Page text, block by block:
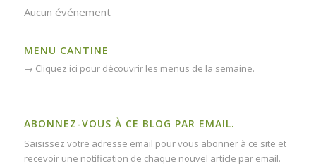
Aucun événement
MENU CANTINE
→ Cliquez ici pour découvrir les menus de la semaine.
ABONNEZ-VOUS À CE BLOG PAR EMAIL.
Saisissez votre adresse email pour vous abonner à ce site et
recevoir une notification de chaque nouvel article par email.